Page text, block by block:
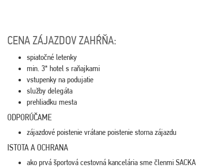
CENA ZÁJAZDOV ZAHŔŇA:
spiatočné letenky
min. 3* hotel s raňajkami
vstupenky na podujatie
služby delegáta
prehliadku mesta
ODPORÚČAME
zájazdové poistenie vrátane poistenie storna zájazdu
ISTOTA A OCHRANA
ako prvá športová cestovná kancelária sme členmi SACKA